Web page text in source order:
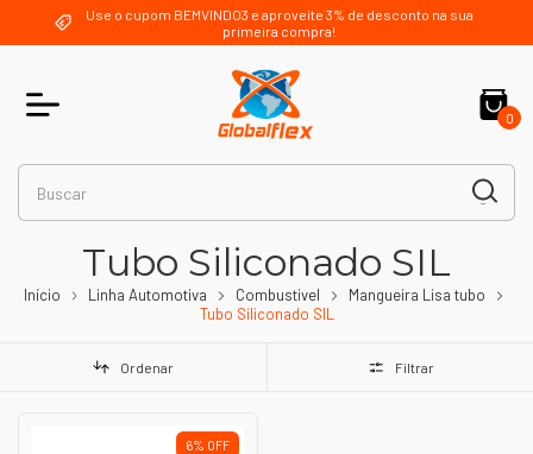
Use o cupom BEMVINDO3 e aproveite 3% de desconto na sua
primeira compra!
0
Tubo Siliconado SIL
Início Linha Automotiva Combustivel
Mangueira Lisa tubo
Tubo Siliconado SIL
Ordenar Filtrar
6% OFF